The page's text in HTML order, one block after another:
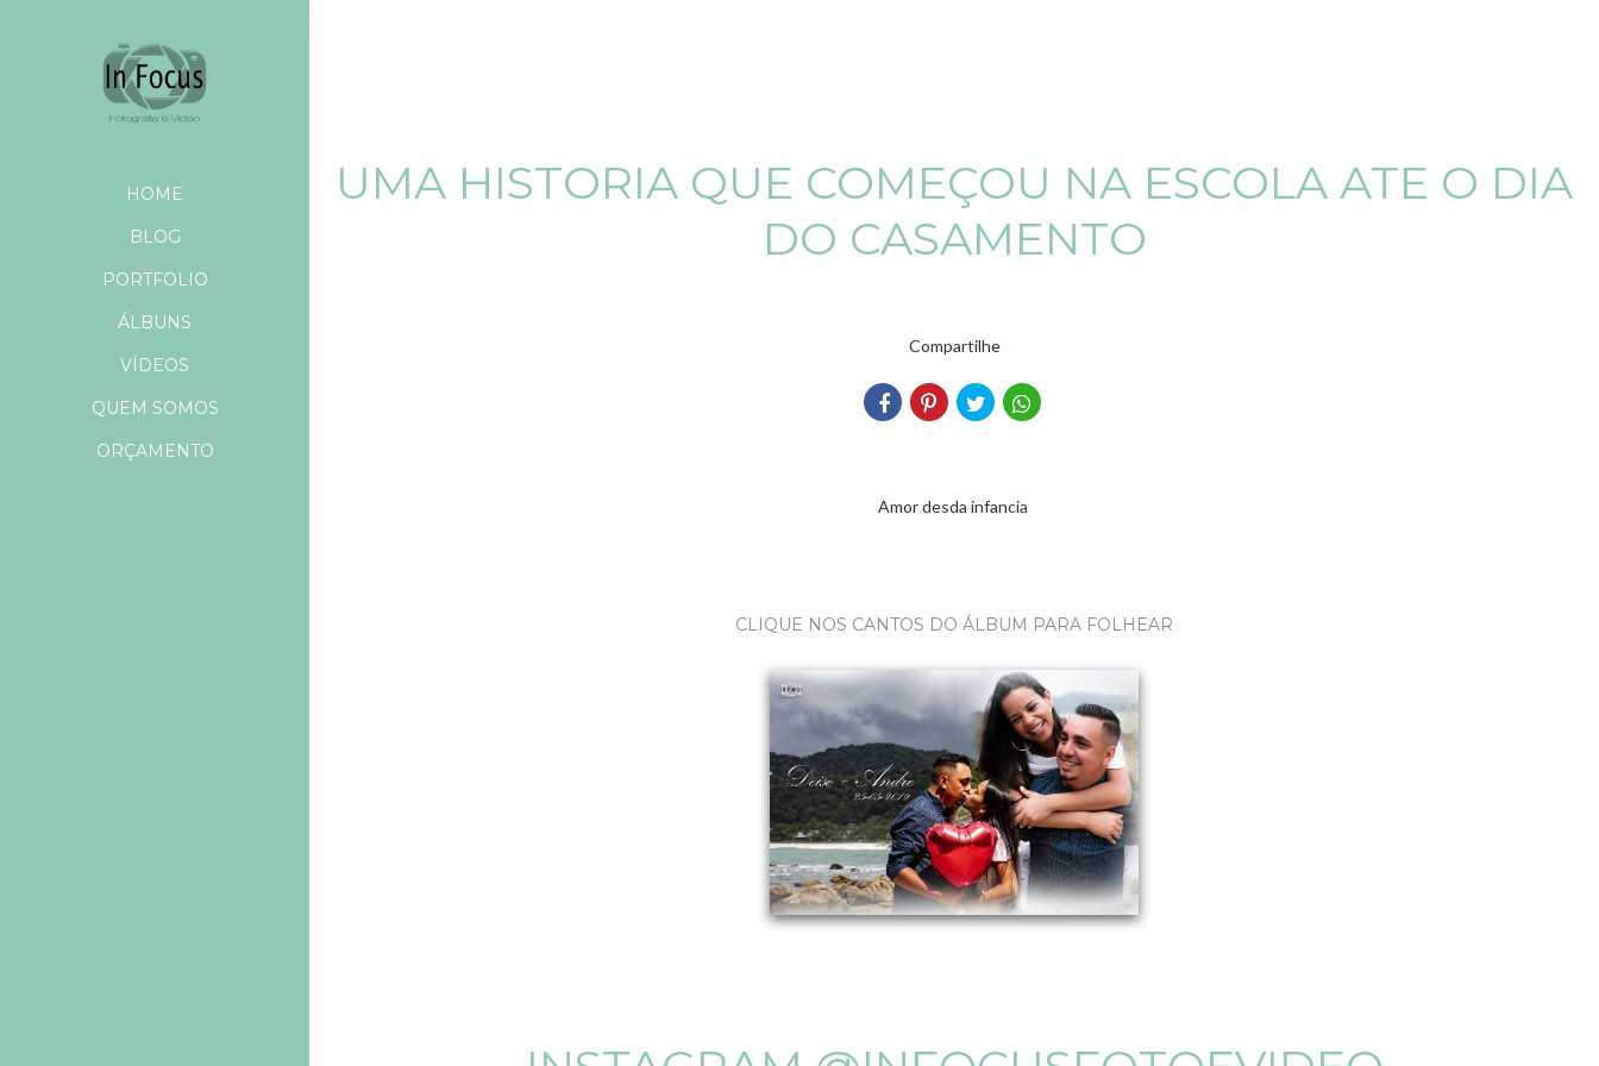
HOME
BLOG
PORTFOLIO
ÁLBUNS
VÍDEOS
QUEM SOMOS
ORÇAMENTO
UMA HISTORIA QUE COMEÇOU NA ESCOLA ATE O DIA
DO CASAMENTO
Compartilhe
Amor desda infancia
CLIQUE NOS CANTOS DO ÁLBUM PARA FOLHEAR